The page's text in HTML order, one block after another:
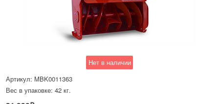
Нет в наличии
Артикул: MBK0011363
Вес в упаковке: 42 кг.